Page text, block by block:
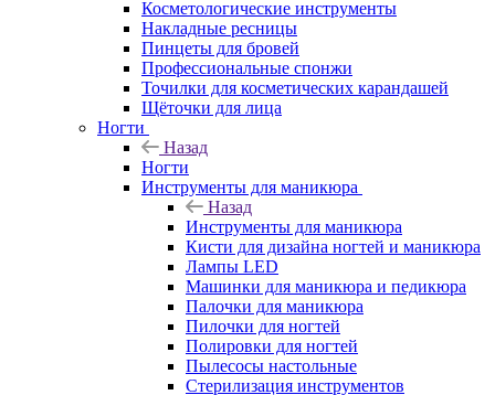
Косметологические инструменты
Накладные ресницы
Пинцеты для бровей
Профессиональные спонжи
Точилки для косметических карандашей
Щёточки для лица
Ногти
Назад
Ногти
Инструменты для маникюра
Назад
Инструменты для маникюра
Кисти для дизайна ногтей и маникюра
Лампы LED
Машинки для маникюра и педикюра
Палочки для маникюра
Пилочки для ногтей
Полировки для ногтей
Пылесосы настольные
Стерилизация инструментов